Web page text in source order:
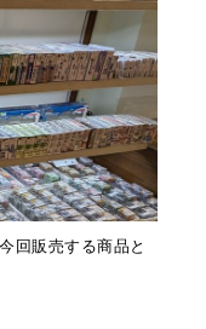
回販売する商品と